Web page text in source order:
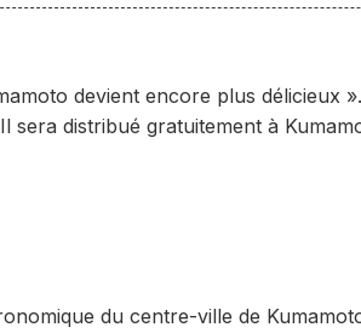
devient encore plus délicieux ».
sera distribué gratuitement à
du centre-ville de